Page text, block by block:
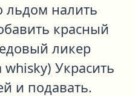
льдом налить
красный
ликер
whisky) Украсить
и подавать.